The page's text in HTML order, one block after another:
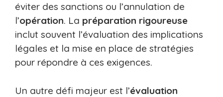
éviter des sanctions ou l’annulation de
l’opération. La préparation rigoureuse
inclut souvent l’évaluation des implications
légales et la mise en place de stratégies
pour répondre à ces exigences.
Un autre défi majeur est l’évaluation